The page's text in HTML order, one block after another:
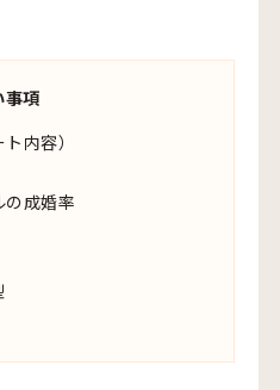
事項
内容）
の成婚率